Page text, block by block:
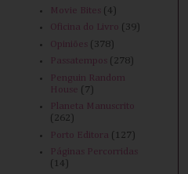
Movie Bites (4)
Oficina do Livro
(39)
Opiniões (378)
Passatempos
(278)
Penguin Random
House (7)
Planeta Manuscrito
(262)
Porto Editora (127)
Páginas Percorridas
(14)